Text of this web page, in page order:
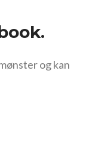
og kan